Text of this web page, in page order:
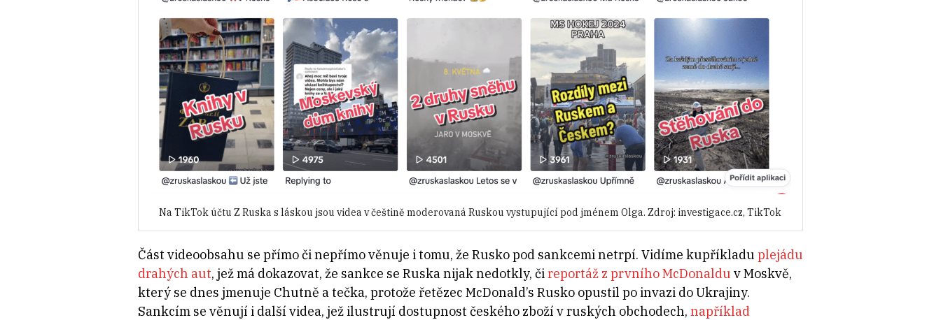
Na TikTok účtu Z Ruska s láskou jsou videa v češtině moderovaná Ruskou vystupující pod jménem Olga. Zdroj: investigace.cz, TikTok
Část videoobsahu se přímo či nepřímo věnuje i tomu, že Rusko pod sankcemi netrpí. Vidíme kupříkladu plejádu
drahých aut, jež má dokazovat, že sankce se Ruska nijak nedotkly, čireportáž z prvního McDonaldu v Moskvě,
který se dnes jmenuje Chutně a tečka, protože řetězec McDonald’s Rusko opustil po invazi do Ukrajiny.
Sankcím se věnují i další videa, jež ilustrují dostupnost českého zboží v ruských obchodech, například